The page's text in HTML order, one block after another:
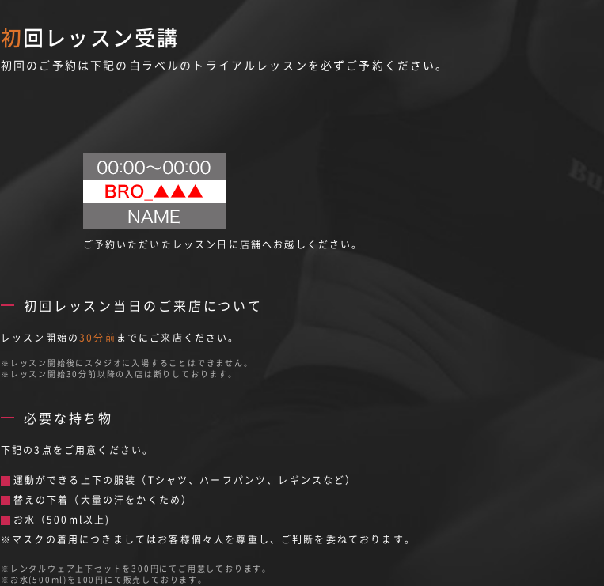
初回レッスン受講
初回のご予約は下記の白ラベルのトライアルレッスンを必ずご予約ください。
ご予約いただいたレッスン日に店舗へお越しください。
初回レッスン当日のご来店について
レッスン開始の30分前 までにご来店ください。
レッスン開始後にスタジオに入場することはできません。
レッスン開始30分前以降の入店は断りしております。
必要な持ち物
下記の3点をご用意ください。
運動ができる上下の服装（Tシャツ、ハーフパンツ、レギンスなど）
替えの下着（大量の汗をかくため）
お水（500ml以上)
※マスクの着用につきましてはお客様個々人を尊重し、ご判断を委ねております。
レンタルウェア上下セットを300円にてご用意しております。
お水(500ml)を100円にて販売しております。